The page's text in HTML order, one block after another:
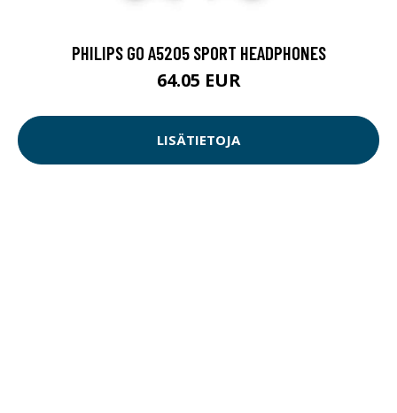
PHILIPS GO A5205 SPORT HEADPHONES
64.05 EUR
LISÄTIETOJA